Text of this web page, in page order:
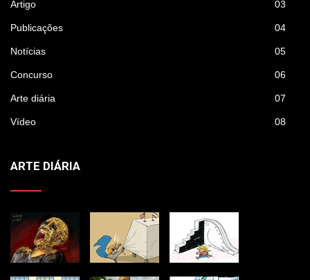
Artigo 03
Publicações 04
Notícias 05
Concurso 06
Arte diária 07
Vídeo 08
ARTE DIÁRIA